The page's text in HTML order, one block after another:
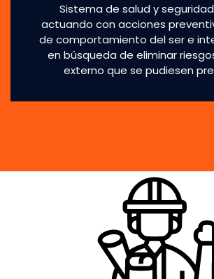
Sistema de salud y
actuando con acciones
de comportamiento del ser e
en búsqueda de eliminar
externo que se pudiesen